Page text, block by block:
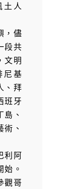
土人
，儘
段共
文明
尼基
、拜
班牙
、
、
利阿
。
觀哥